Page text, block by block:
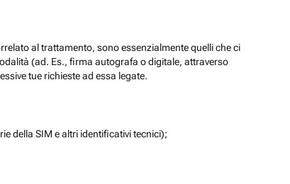
al trattamento, sono essenzialmente quelli che ci
(ad. Es., firma autografa o digitale, attraverso
tue richieste ad essa legate.
della SIM e altri identificativi tecnici);